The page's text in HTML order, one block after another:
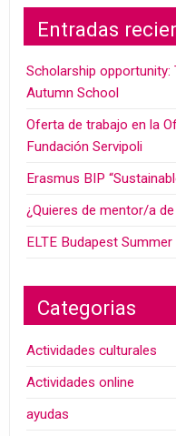
Entradas
Scholarship opportunity:
Autumn School
Oferta de trabajo en la
Fundación Servipoli
Erasmus BIP
¿Quieres de mentor/a
ELTE Budapest
Categorias
Actividades culturales
Actividades online
ayudas